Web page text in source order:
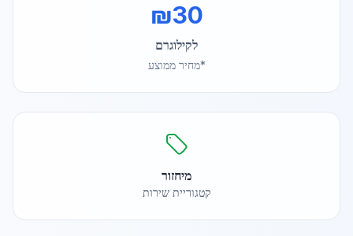
₪30
לקילוגרם
*מחיר ממוצע
מיחזור
קטגוריית שירות